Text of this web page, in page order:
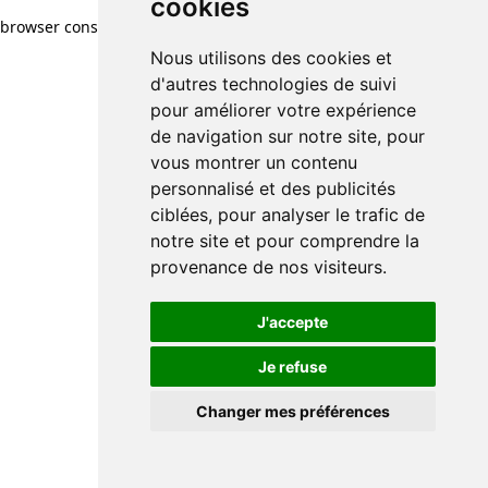
cookies
Nous utilisons des cookies et
d'autres technologies de suivi
pour améliorer votre expérience
de navigation sur notre site, pour
vous montrer un contenu
personnalisé et des publicités
ciblées, pour analyser le trafic de
notre site et pour comprendre la
provenance de nos visiteurs.
J'accepte
Je refuse
Changer mes préférences
browser console for more information)